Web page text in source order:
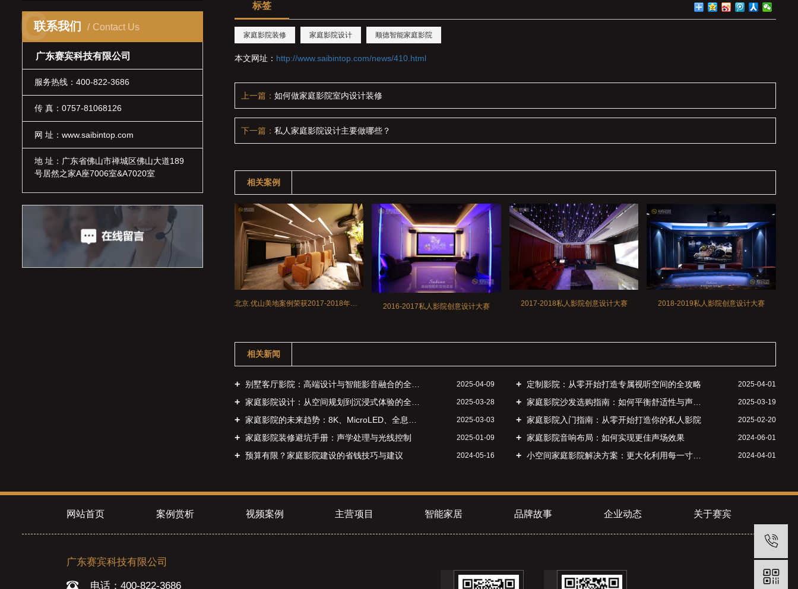
联系我们 Contact Us
C
广东赛宾科技有限公司
服务热线：400-822-3686
传 真：0757-81068126
网 址：www.saibintop.com
地 址：广东省佛山市禅城区佛山大道189
号居然之家A座7006室&A7020室
标签
家庭影院装修 家庭影院设计 顺德智能家庭影院
本文网址： http://www.saibintop.com/news/410.html
上一篇： 如何做家庭影院室内设计装修
下一篇： 私人家庭影院设计主要做哪些？
相关案例
北京.优山美地案例荣获2017-2018年度“商用展示解决方案”大奖 2016-2017私人影院创意设计大赛 2017-2018私人影院创意设计大赛 2018-2019私人影院创意设计大赛
相关新闻
别墅客厅影院：高端设计与智能影音融合的全案指南 2025-04-09 定制影院：从零开始打造专属视听空间的全攻略 2025-04-01
家庭影院设计：从空间规划到沉浸式体验的全方位指南 2025-03-28 家庭影院沙发选购指南：如何平衡舒适性与声学效果？ 2025-03-19
家庭影院的未来趋势：8K、MicroLED、全息投影前瞻 2025-03-03 家庭影院入门指南：从零开始打造你的私人影院 2025-02-20
家庭影院装修避坑手册：声学处理与光线控制 2025-01-09 家庭影院音响布局：如何实现更佳声场效果 2024-06-01
预算有限？家庭影院建设的省钱技巧与建议 2024-05-16 小空间家庭影院解决方案：更大化利用每一寸空间 2024-04-01
网站首页 案例赏析 视频案例 主营项目 智能家居 品牌故事 企业动态 关于赛宾
广东赛宾科技有限公司
电话：400-822-3686